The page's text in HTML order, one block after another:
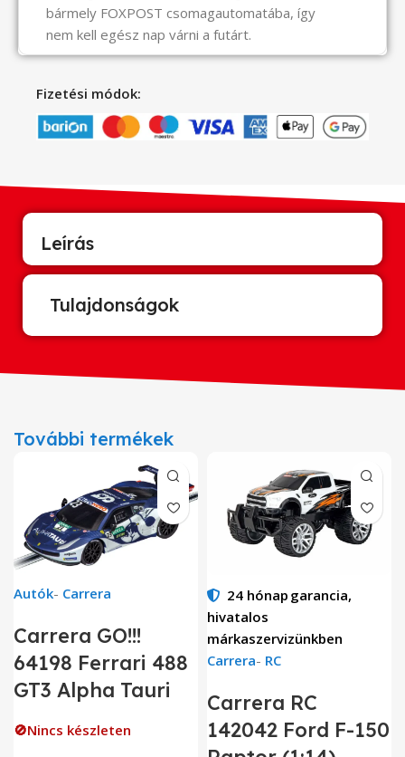
bármely FOXPOST csomagautomatába, így
nem kell egész nap várni a futárt.
Fizetési módok:
Leírás
Tulajdonságok
További termékek
Autók- Carrera
Carrera GO!!!
64198 Ferrari 488
GT3 Alpha Tauri
🚫Nincs készleten
24 hónap garancia,
hivatalos
márkaszervizünkben
Carrera- RC
Carrera RC
142042 Ford F-150